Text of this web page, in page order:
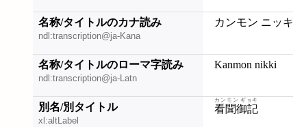
名称/タイトルのカナ読み
ndl:transcription@ja-Kana
カンモン ニッキ
名称/タイトルのローマ字読み
ndl:transcription@ja-Latn
Kanmon nikki
別名/別タイトル
xl:altLabel
看聞御記
カンモン ギョキ